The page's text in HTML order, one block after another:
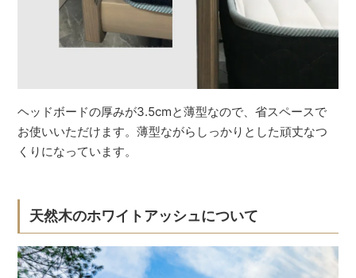
ヘッドボードの厚みが3.5cmと薄型なので、省スペースで
お使いいただけます。薄型ながらしっかりとした頑丈なつ
くりになっています。
天然木のホワイトアッシュについて